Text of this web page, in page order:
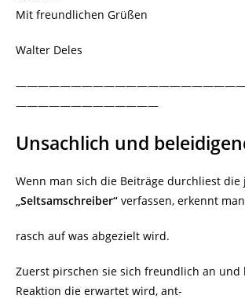
Mit freundlichen Grüßen
Walter Deles
—————————————
Unsachlich und
Wenn man sich die Beiträge durchliest die
„Seltsamschreiber“ verfassen, erkennt man
rasch auf was abgezielt wird.
Zuerst pirschen sie sich freundlich an und
Reaktion die erwartet wird, ant-